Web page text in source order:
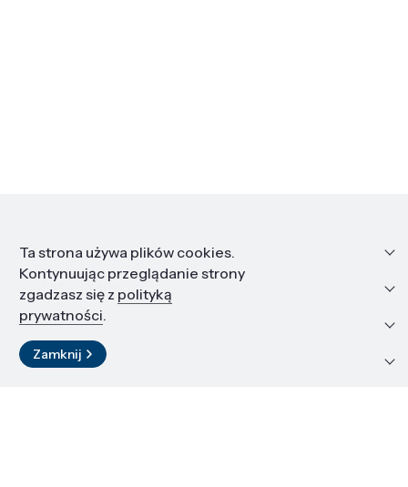
Informacje
Edukacja i kariera
Zasoby i materiały
Kontakt
Ta strona używa plików cookies.
Kontynuując przeglądanie strony
zgadzasz się z polityką
prywatności.
Zamknij